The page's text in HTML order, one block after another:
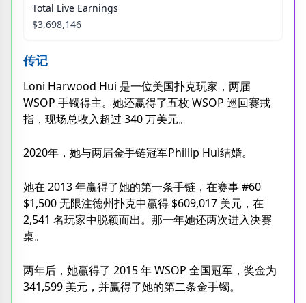
Total Live Earnings
$3,698,146
传记
Loni Harwood Hui 是一位美国扑克玩家，两届
WSOP 手镯得主。她还赢得了五枚 WSOP 巡回赛戒
指，现场总收入超过 340 万美元。
2020年，她与两届金手链冠军Phillip Hui结婚。
她在 2013 年赢得了她的第一条手链，在赛事 #60
$1,500 无限注德州扑克中赢得 $609,017 美元，在
2,541 名玩家中脱颖而出。那一年她还两次进入决赛
桌。
两年后，她赢得了 2015 年 WSOP 全国冠军，奖金为
341,599 美元，并赢得了她的第二条金手镯。